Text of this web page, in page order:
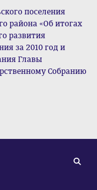
поселения
района «Об итогах
развития
за 2010 год и
Главы
Собранию